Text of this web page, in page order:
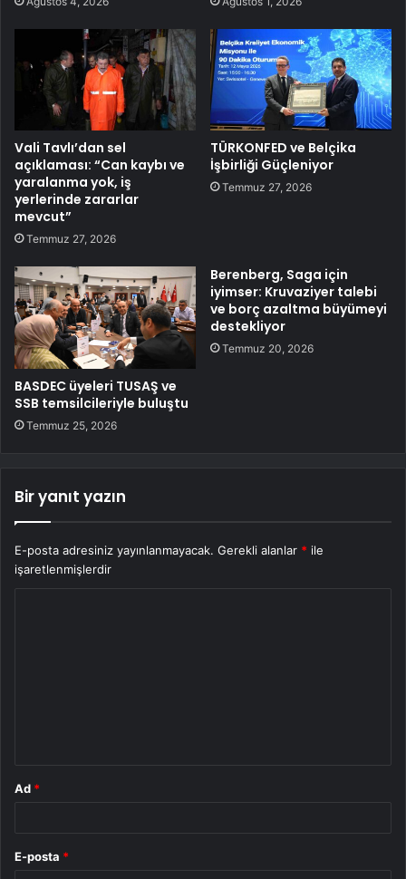
Vali Tavlı’dan sel
açıklaması: “Can kaybı ve
yaralanma yok, iş
yerlerinde zararlar
mevcut”
Temmuz 27, 2026
TÜRKONFED ve Belçika
İşbirliği Güçleniyor
Temmuz 27, 2026
BASDEC üyeleri TUSAŞ ve
SSB temsilcileriyle buluştu
Temmuz 25, 2026
Berenberg, Saga için
iyimser: Kruvaziyer talebi
ve borç azaltma büyümeyi
destekliyor
Temmuz 20, 2026
Bir yanıt yazın
E-posta adresiniz yayınlanmayacak. Gerekli alanlar * ile
işaretlenmişlerdir
Ad *
E-posta *